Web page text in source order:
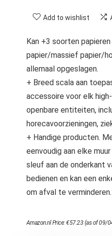
Add to wishlist
Kan +3 soorten
papier/massief papier/
allemaal opgeslagen.
+ Breed scala aan
accessoire voor elk
openbare entiteiten,
horecavoorzieningen,
+ Handige producten.
eenvoudig aan elke
sleuf aan de onderkant
bedienen en kan een
om afval te verminderen.
Amazon.nl Price:€57.23 (as of 09/